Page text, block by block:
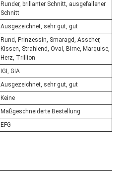
Runder, brillanter Schnitt, ausgefallener
Schnitt
Ausgezeichnet, sehr gut, gut
Rund, Prinzessin, Smaragd, Asscher,
Kissen, Strahlend, Oval, Birne, Marquise,
Herz, Trillion
IGI, GIA
Ausgezeichnet, sehr gut, gut
Keine
Maßgeschneiderte Bestellung
EFG